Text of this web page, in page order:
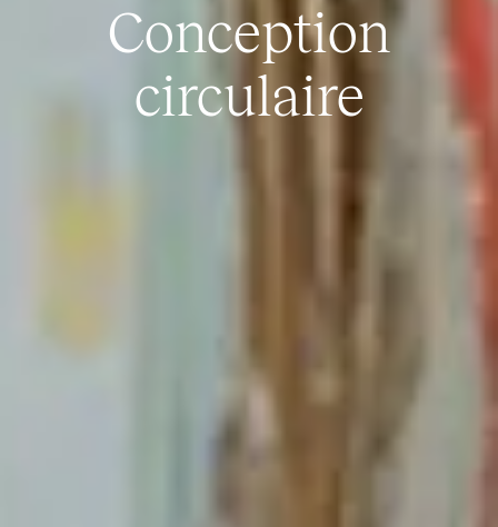
Conception
circulaire